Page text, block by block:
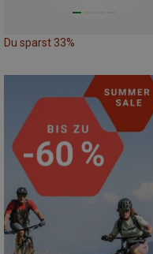
Du sparst 33%